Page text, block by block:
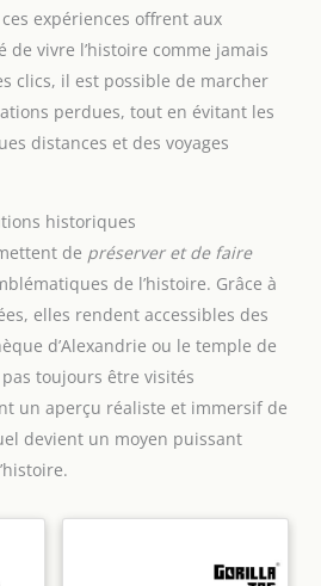
expériences offrent aux
vivre l’histoire comme jamais
clics, il est possible de marcher
perdues, tout en évitant les
distances et des voyages
historiques
de préserver et de faire
de l’histoire. Grâce à
elles rendent accessibles des
d’Alexandrie ou le temple de
toujours être visités
un aperçu réaliste et immersif de
devient un moyen puissant